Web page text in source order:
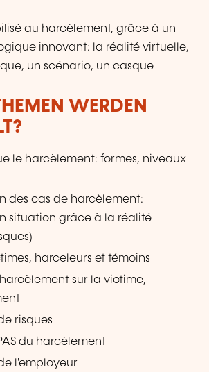
au harcèlement, grâce à un
innovant: la réalité virtuelle,
un scénario, un casque
WERDEN
le harcèlement: formes, niveaux
des cas de harcèlement:
situation grâce à la réalité
harceleurs et témoins
harcèlement sur la victime,
risques
du harcèlement
l'employeur